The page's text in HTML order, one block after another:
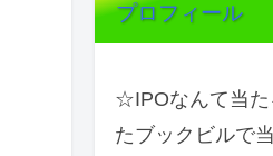
プロフィール
☆IPOなんて当た
たブックビルで